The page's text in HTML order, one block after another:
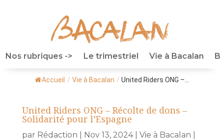
Nos rubriques -> Le trimestriel Vie à Bacalan
Accueil / Vie à Bacalan / United Riders ONG –...
United Riders ONG – Récolte de dons –
Solidarité pour l’Espagne
par Rédaction Nov 13, 2024| Vie à Bacalan